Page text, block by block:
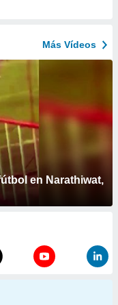
Más Vídeos
en Narathiwat,